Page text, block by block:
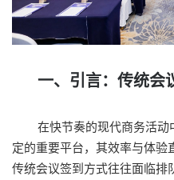
一、引言：传统会
在快节奏的现代商务活
定的重要平台，其效率与体验
传统会议签到方式往往面临排